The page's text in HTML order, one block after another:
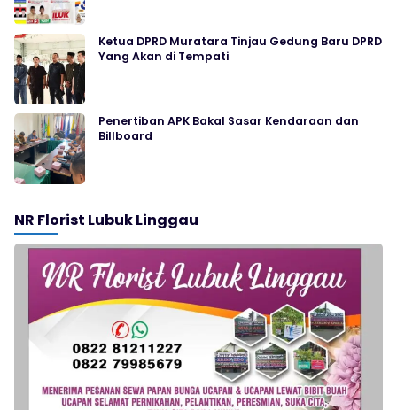
Ketua DPRD Muratara Tinjau Gedung Baru DPRD
Yang Akan di Tempati
Penertiban APK Bakal Sasar Kendaraan dan
Billboard
NR Florist Lubuk Linggau